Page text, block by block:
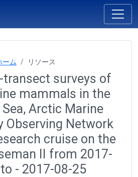
ーム リソース
transect surveys of
mammals in the
Arctic Marine
Observing Network
cruise on the
II from 2017-
- 2017-08-25